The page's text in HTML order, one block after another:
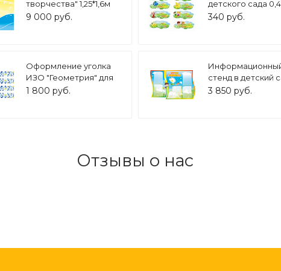
творчества" 1,25*1,6м
арт. С827
9 000 руб.
детского сада
арт. 5110
340 руб.
Оформление уголка
ИЗО "Геометрия" для
выставки детских
1 800 руб.
стенд в детский
группу "Ромашки"
3 850 руб.
Отзывы о нас